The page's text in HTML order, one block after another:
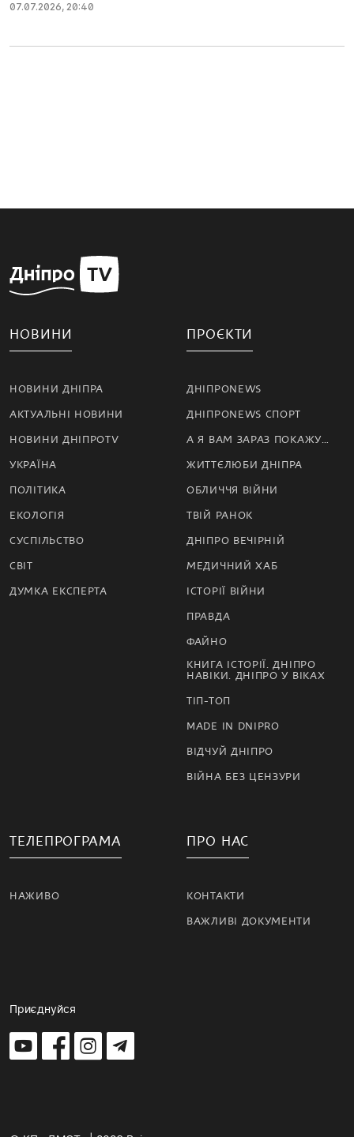
07.07.2026, 20:40
НОВИНИ
НОВИНИ ДНІПРА
АКТУАЛЬНІ НОВИНИ
НОВИНИ ДНІПРОTV
УКРАЇНА
ПОЛІТИКА
ЕКОЛОГІЯ
СУСПІЛЬСТВО
СВІТ
ДУМКА ЕКСПЕРТА
ПРОЄКТИ
ДНІПРОNEWS
ДНІПРОNEWS СПОРТ
А Я ВАМ ЗАРАЗ ПОКАЖУ…
ЖИТТЄЛЮБИ ДНІПРА
ОБЛИЧЧЯ ВІЙНИ
ТВІЙ РАНОК
ДНІПРО ВЕЧІРНІЙ
МЕДИЧНИЙ ХАБ
ІСТОРІЇ ВІЙНИ
ПРАВДА
ФАЙНО
КНИГА ІСТОРІЇ. ДНІПРО
НАВІКИ. ДНІПРО У ВІКАХ
ТІП-ТОП
MADE IN DNIPRO
ВІДЧУЙ ДНІПРО
ВІЙНА БЕЗ ЦЕНЗУРИ
ТЕЛЕПРОГРАМА
НАЖИВО
ПРО НАС
КОНТАКТИ
ВАЖЛИВІ ДОКУМЕНТИ
Приєднуйся